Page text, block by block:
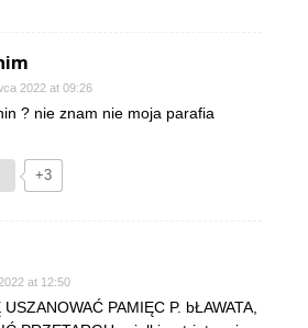
2022 at 09:26
? nie znam nie moja parafia
+3
at 12:50
PAMIĘC P. bŁAWATA,